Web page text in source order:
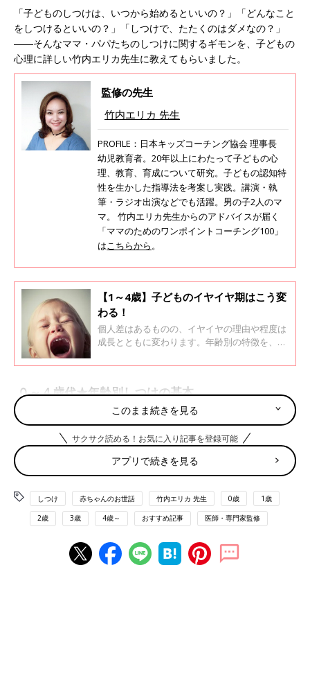
「子どものしつけは、いつから始めるといいの？」「どんなこと
をしつけるといいの？」「しつけで、たたくのはダメなの？」
――そんなママ・パパたちのしつけに関するギモンを、子どもの
心理に詳しい竹内エリカ先生に教えてもらいました。
監修の先生
竹内エリカ 先生
PROFILE：日本キッズコーチング協会 理事長
幼児教育者。20年以上にわたって子どもの心
理、教育、育成について研究。子どもの認知特
性を生かした指導法を考案し実践。講演・執
筆・ラジオ出演などでも活躍。男の子2人のマ
マ。 竹内エリカ先生からのアドバイスが届く
「ママのためのワンポイントコーチング100」
は こちらから 。
【1～4歳】子どものイヤイヤ期はこう変
わる！
個人差はあるものの、イヤイヤの理由や程度は
成長とともに変わります。年齢別の特徴を、子
らいました。今まさにイヤイヤに悩んでいるマ
にしてください。
０～４歳代★年齢別しつけの基本
しつけは子どもの成長に応じて内容が変わるもの。0～4歳代の年
齢別しつけの基本を紹介します。
0歳代 規則正しい生活リズムを
代は、早起き・早寝や、決まった時間に離乳食を食べたり、
お散歩に行ったりなど、規則正しい生活リズムを築くことが第
一。生活リズムが整っていると、後のしつけもしやすくなりま
1歳代 危険なことを教えて
このまま続きを見る
サクサク読める！お気に入り記事を登録可能
アプリで続きを見る
しつけ 赤ちゃんのお世話 竹内エリカ 先生 0歳 1歳
2歳 3歳 4歳～ おすすめ記事 医師・専門家監修